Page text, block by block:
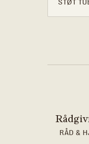
STØT
RÅD &